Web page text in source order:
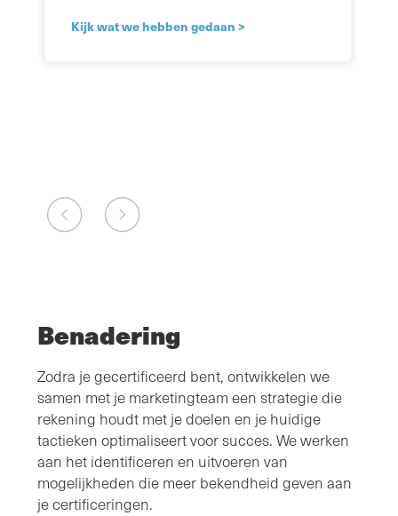
Kijk wat we hebben gedaan >
Benadering
Zodra je gecertificeerd bent, ontwikkelen we
samen met je marketingteam een strategie die
rekening houdt met je doelen en je huidige
tactieken optimaliseert voor succes. We werken
aan het identificeren en uitvoeren van
mogelijkheden die meer bekendheid geven aan
je certificeringen.